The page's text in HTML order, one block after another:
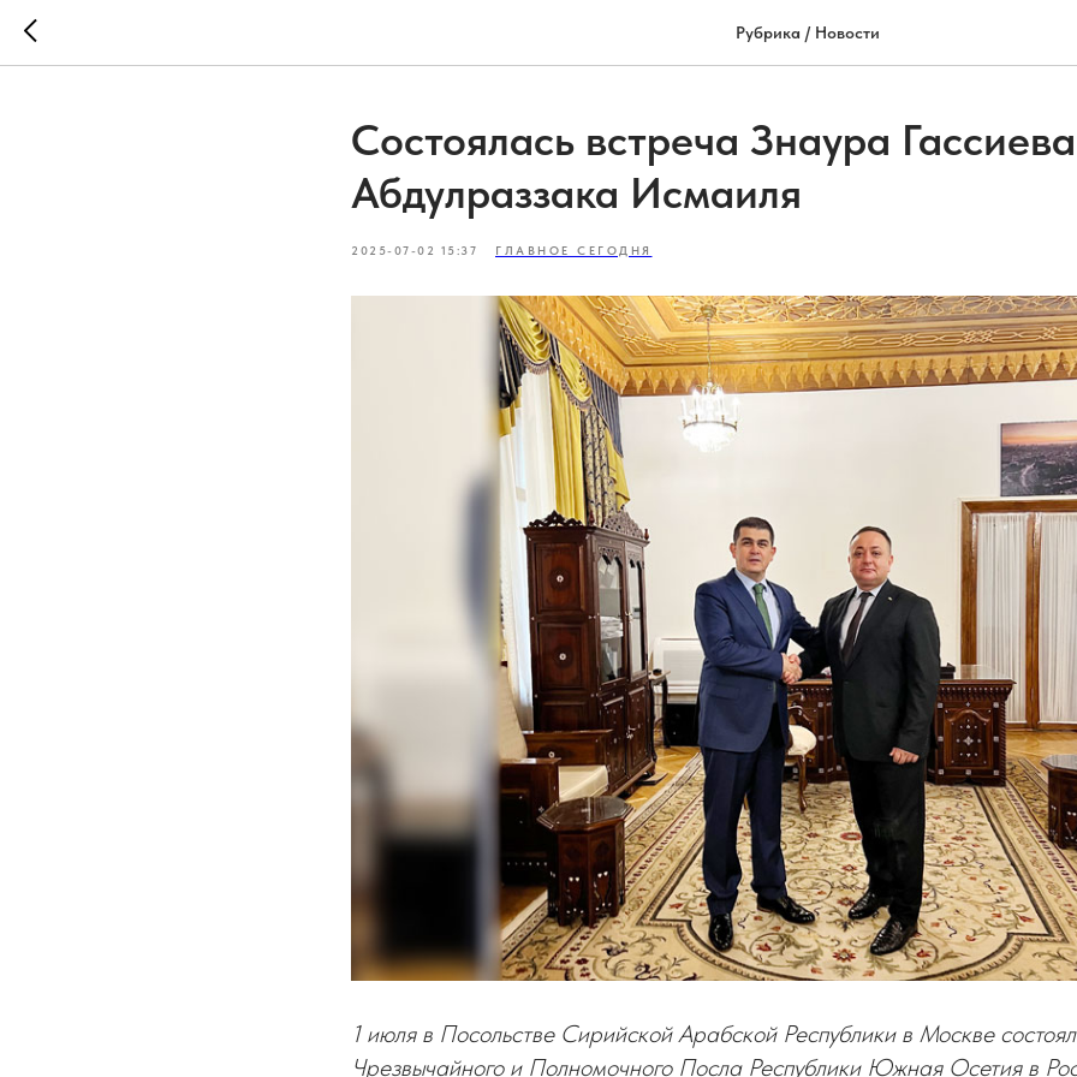
Рубрика / Новости
Состоялась встреча Знаура
Абдулраззака Исмаиля
2025-07-02 15:37 ГЛАВНОЕ СЕГОДНЯ
1 июля в Посольстве Сирийской Арабской Республики в Москве
Чрезвычайного и Полномочного Посла Республики Южная Осетия в